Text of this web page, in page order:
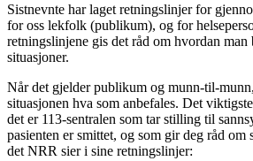
Sistnevnte har laget retningslinjer for
for oss lekfolk (publikum), og for
retningslinjene gis det råd om hvordan
situasjoner.
Når det gjelder publikum og munn-til-
situasjonen hva som anbefales. Det
det er 113-sentralen som tar stilling til
pasienten er smittet, og som gir deg råd
det NRR sier i sine retningslinjer: